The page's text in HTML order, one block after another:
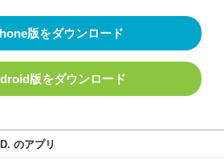
版をダウンロード
版をダウンロード
のアプリ